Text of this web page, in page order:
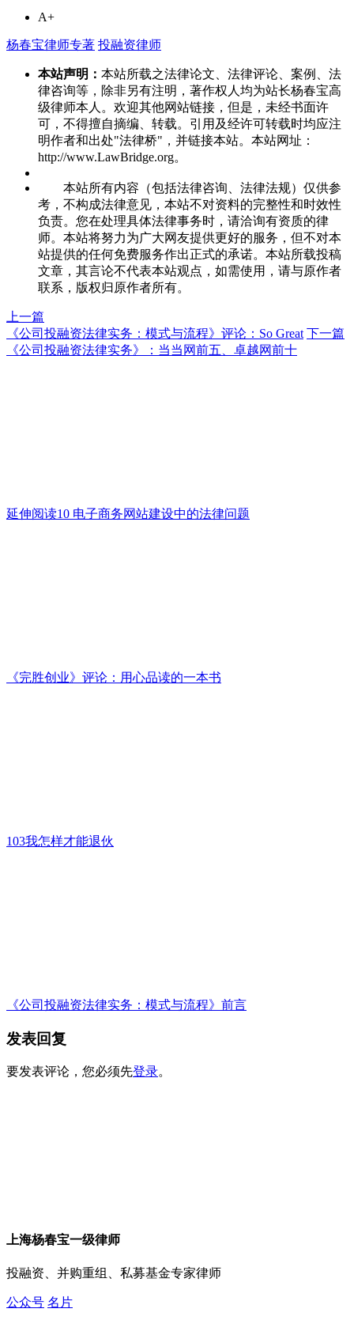
A+
杨春宝律师专著 投融资律师
本站声明： 本站所载之法律论文、法律评论、案例、法
律咨询等，除非另有注明，著作权人均为站长杨春宝高
级律师本人。欢迎其他网站链接，但是，未经书面许
可，不得擅自摘编、转载。引用及经许可转载时均应注
明作者和出处"法律桥"，并链接本站。本站网址：
http://www.LawBridge.org。
本站所有内容（包括法律咨询、法律法规）仅供参
考，不构成法律意见，本站不对资料的完整性和时效性
负责。您在处理具体法律事务时，请洽询有资质的律
师。本站将努力为广大网友提供更好的服务，但不对本
站提供的任何免费服务作出正式的承诺。本站所载投稿
文章，其言论不代表本站观点，如需使用，请与原作者
联系，版权归原作者所有。
上一篇
《公司投融资法律实务：模式与流程》评论：So Great 下一篇
《公司投融资法律实务》：当当网前五、卓越网前十
延伸阅读10 电子商务网站建设中的法律问题
《完胜创业》评论：用心品读的一本书
103我怎样才能退伙
《公司投融资法律实务：模式与流程》前言
发表回复
要发表评论，您必须先登录。
上海杨春宝一级律师
投融资、并购重组、私募基金专家律师
公众号 名片